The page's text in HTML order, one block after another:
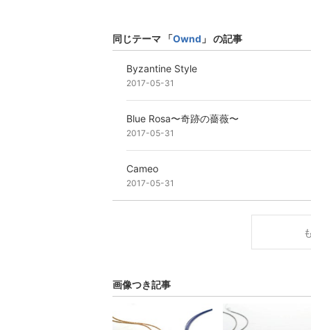
同じテーマ 「Ownd 」 の記事
Byzantine Style
2017-05-31
Blue Rosa〜奇跡の薔薇〜
2017-05-31
Cameo
2017-05-31
画像つき記事